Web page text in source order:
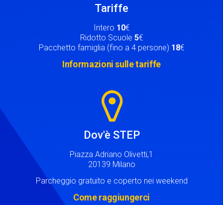
Tariffe
Intero 10€
Ridotto Scuole 5€
Pacchetto famiglia (fino a 4 persone) 18€
Informazioni sulle tariffe
Dov'è STEP
Piazza Adriano Olivetti,1
20139 Milano
Parcheggio gratuito e coperto nei weekend
Come raggiungerci